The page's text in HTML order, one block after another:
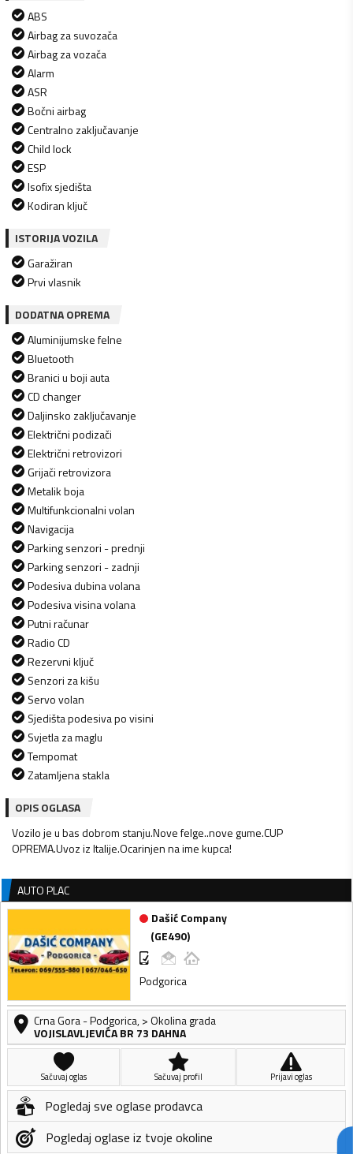
ABS
Airbag za suvozača
Airbag za vozača
Alarm
ASR
Bočni airbag
Centralno zaključavanje
Child lock
ESP
Isofix sjedišta
Kodiran ključ
ISTORIJA VOZILA
Garažiran
Prvi vlasnik
DODATNA OPREMA
Aluminijumske felne
Bluetooth
Branici u boji auta
CD changer
Daljinsko zaključavanje
Električni podizači
Električni retrovizori
Grijači retrovizora
Metalik boja
Multifunkcionalni volan
Navigacija
Parking senzori - prednji
Parking senzori - zadnji
Podesiva dubina volana
Podesiva visina volana
Putni računar
Radio CD
Rezervni ključ
Senzori za kišu
Servo volan
Sjedišta podesiva po visini
Svjetla za maglu
Tempomat
Zatamljena stakla
OPIS OGLASA
Vozilo je u bas dobrom stanju.Nove felge..nove gume.CUP
OPREMA.Uvoz iz Italije.Ocarinjen na ime kupca!
AUTO PLAC
Dašić Company
(GE490)
Podgorica
Crna Gora-Podgorica,> Okolina grada
VOJISLAVLJEVIĆA BR 73 DAHNA
Sačuvaj oglas Sačuvaj profil Prijavi oglas
Pogledaj sve oglase prodavca
Pogledaj oglase iz tvoje okoline